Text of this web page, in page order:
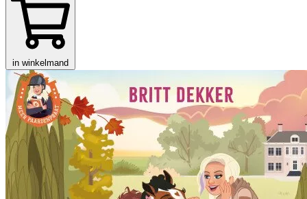
in winkelmand